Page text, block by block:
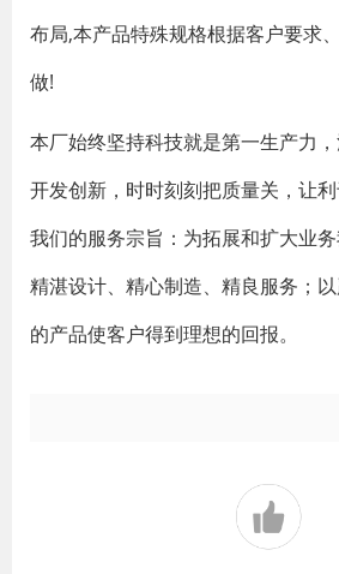
布局,本产品特殊规格根据客户要求
做!
本厂始终坚持科技就是第一生产力
开发创新，时时刻刻把质量关，让利
我们的服务宗旨：为拓展和扩大业务
精湛设计、精心制造、精良服务；
的产品使客户得到理想的回报。